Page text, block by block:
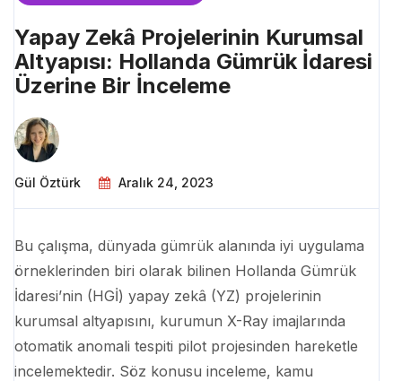
Yapay Zekâ Projelerinin Kurumsal
Altyapısı: Hollanda Gümrük İdaresi
Üzerine Bir İnceleme
Gül Öztürk Aralık 24, 2023
Bu çalışma, dünyada gümrük alanında iyi uygulama
örneklerinden biri olarak bilinen Hollanda Gümrük
İdaresi’nin (HGİ) yapay zekâ (YZ) projelerinin
kurumsal altyapısını, kurumun X-Ray imajlarında
otomatik anomali tespiti pilot projesinden hareketle
incelemektedir. Söz konusu inceleme, kamu